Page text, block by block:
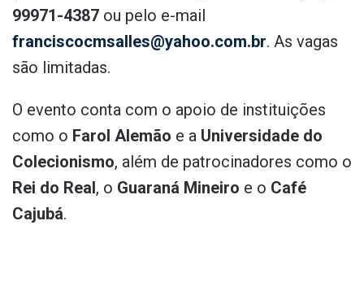
99971-4387 ou pelo e-mail
franciscocmsalles@yahoo.com.br. As vagas
são limitadas.
O evento conta com o apoio de instituições
como o Farol Alemão e a Universidade do
Colecionismo, além de patrocinadores como o
Rei do Real, o Guaraná Mineiro e o Café
Cajubá.